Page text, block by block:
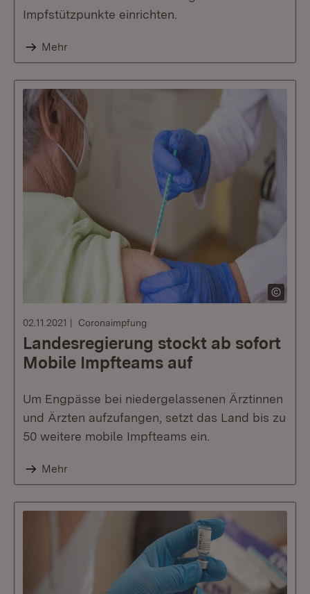
Impfstützpunkte einrichten.
Mehr
02.11.2021 Coronaimpfung
Landesregierung stockt ab sofort
Mobile Impfteams auf
Um Engpässe bei niedergelassenen Ärztinnen
und Ärzten aufzufangen, setzt das Land bis zu
50 weitere mobile Impfteams ein.
Mehr